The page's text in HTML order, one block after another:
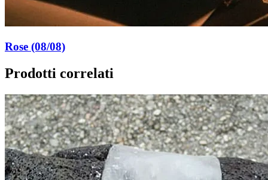
Rose (08/08)
Prodotti correlati